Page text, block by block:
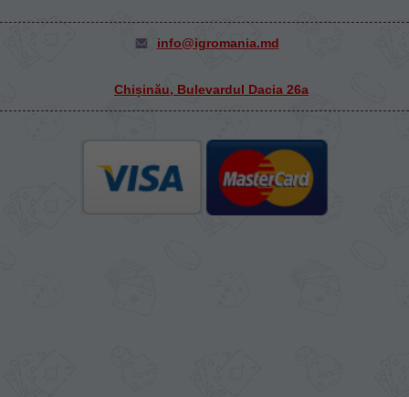
info@igromania.md
Chișinău, Bulevardul Dacia 26а